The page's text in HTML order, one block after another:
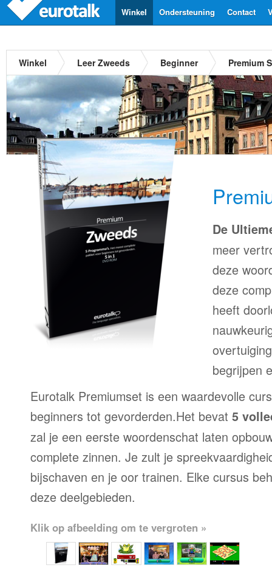
Contact
Ondersteuning
Winkel
Winkel Leer Zweeds Beginner Premium
De
meer
deze
deze
heeft
begrijpen
Eurotalk Premiumset is een waardevolle
beginners tot gevorderden.Het bevat 5
zal je een eerste woordenschat laten
complete zinnen. Je zult je
bijschaven en je oor trainen. Elke cursus
deze deelgebieden.
Klik op afbeelding om te vergroten »